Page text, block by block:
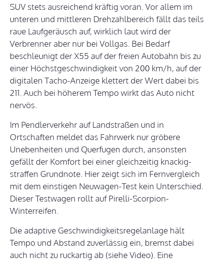
SUV stets ausreichend kräftig voran. Vor allem im
unteren und mittleren Drehzahlbereich fällt das teils
raue Laufgeräusch auf, wirklich laut wird der
Verbrenner aber nur bei Vollgas. Bei Bedarf
beschleunigt der X55 auf der freien Autobahn bis zu
einer Höchstgeschwindigkeit von 200 km/h, auf der
digitalen Tacho-Anzeige klettert der Wert dabei bis
211. Auch bei höherem Tempo wirkt das Auto nicht
nervös.
Im Pendlerverkehr auf Landstraßen und in
Ortschaften meldet das Fahrwerk nur gröbere
Unebenheiten und Querfugen durch, ansonsten
gefällt der Komfort bei einer gleichzeitig knackig-
straffen Grundnote. Hier zeigt sich im Fernvergleich
mit dem einstigen Neuwagen-Test kein Unterschied.
Dieser Testwagen rollt auf Pirelli-Scorpion-
Winterreifen.
Die adaptive Geschwindigkeitsregelanlage hält
Tempo und Abstand zuverlässig ein, bremst dabei
auch nicht zu ruckartig ab (siehe Video). Eine